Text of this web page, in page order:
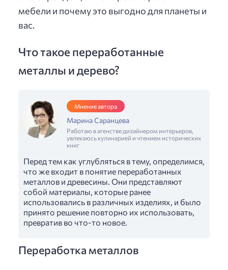
мебели и почему это выгодно для планеты и
вас.
Что такое переработанные
металлы и дерево?
Мнение автора
Марина Саранцева
Работаю в агенстве дизайнером интерьеров,
увлекаюсь кулинарией и чтением исторических
книг
Перед тем как углубляться в тему, определимся,
что же входит в понятие переработанных
металлов и древесины. Они представляют
собой материалы, которые ранее
использовались в различных изделиях, и было
принято решение повторно их использовать,
превратив во что-то новое.
Переработка металлов